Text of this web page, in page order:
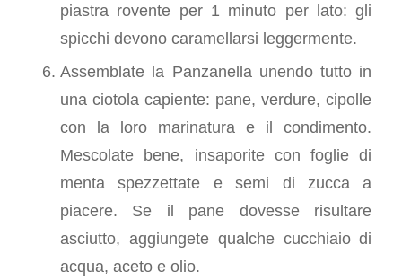
piastra rovente per 1 minuto per lato: gli
spicchi devono caramellarsi leggermente.
Assemblate la Panzanella unendo tutto in
una ciotola capiente: pane, verdure, cipolle
con la loro marinatura e il condimento.
Mescolate bene, insaporite con foglie di
menta spezzettate e semi di zucca a
piacere. Se il pane dovesse risultare
asciutto, aggiungete qualche cucchiaio di
acqua, aceto e olio.